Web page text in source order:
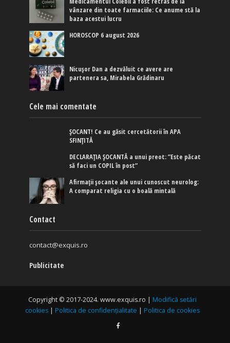
vânzare din toate farmaciile: Ce anume stă la
baza acestui lucru
HOROSCOP 6 august 2026
Nicușor Dan a dezvăluit ce avere are
partenera sa, Mirabela Grădinaru
Cele mai comentate
ȘOCANT! Ce au găsit cercetătorii în APA
SFINȚITĂ
DECLARAȚIA ȘOCANTĂ a unui preot: ”Este păcat
să faci un COPIL în post”
Afirmaţii şocante ale unui cunoscut neurolog:
A comparat religia cu o boală mintală
Contact
contact@exquis.ro
Publicitate
Copyright © 2017-2024. www.exquis.ro | Modifică setări
cookies | Politica de confidențialitate | Politica de cookies